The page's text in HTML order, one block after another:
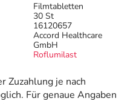
Filmtabletten
30 St
16120657
Accord Healthcare
GmbH
Roflumilast
Zuzahlung je nach
Für genaue Angaben